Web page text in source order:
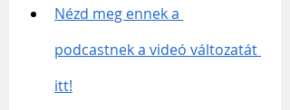
Nézd meg ennek a
podcastnek a videó változatát
itt!